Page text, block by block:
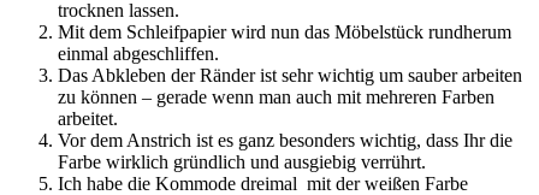
trocknen lassen.
Mit dem Schleifpapier wird nun das Möbelstück rundherum
einmal abgeschliffen.
Das Abkleben der Ränder ist sehr wichtig um sauber arbeiten
zu können – gerade wenn man auch mit mehreren Farben
arbeitet.
Vor dem Anstrich ist es ganz besonders wichtig, dass Ihr die
Farbe wirklich gründlich und ausgiebig verrührt.
Ich habe die Kommode dreimal mit der weißen Farbe